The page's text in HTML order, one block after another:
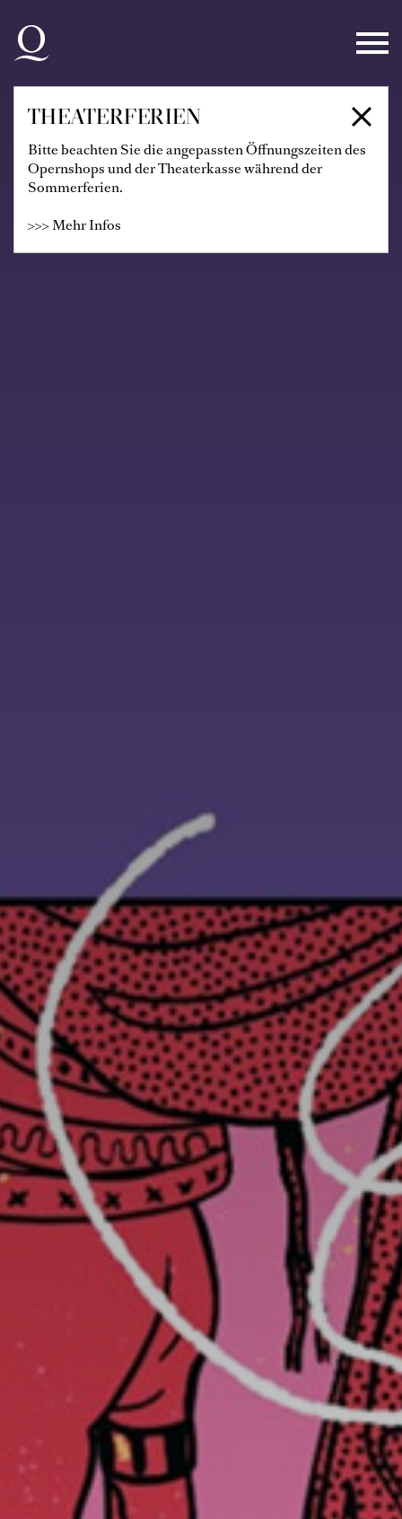
Zur Hauptnavigation springen
Zum Hauptinhalt springen
Zum Footer springen
THEATERFERIEN
Bitte beachten Sie die angepassten Öffnungszeiten des
Opernshops und der Theaterkasse während der
Sommerferien.
>>> Mehr Infos